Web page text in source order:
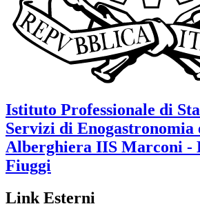
Istituto Professionale di
Servizi di Enogastronomia
Alberghiera IIS Marconi -
Fiuggi
Link Esterni